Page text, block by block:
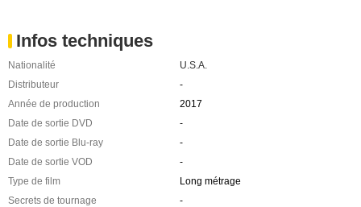
Infos techniques
Nationalité
U.S.A.
Distributeur
-
Année de production
2017
Date de sortie DVD
-
Date de sortie Blu-ray
-
Date de sortie VOD
-
Type de film
Long métrage
Secrets de tournage
-